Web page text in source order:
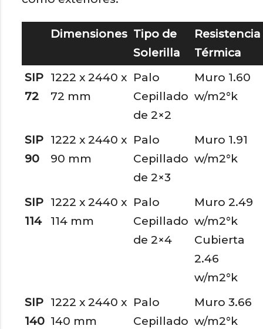
Dimensiones Tipo de
Solerilla
Resistencia
Térmica
SIP
72
1222 x 2440 x
72 mm
Palo
Cepillado
de 2×2
Muro 1.60
w/m2°k
SIP
90
1222 x 2440 x
90 mm
Palo
Cepillado
de 2×3
Muro 1.91
w/m2°k
SIP
114
1222 x 2440 x
114 mm
Palo
Cepillado
de 2×4
Muro 2.49
w/m2°k
Cubierta
2.46
w/m2°k
SIP
140
1222 x 2440 x
140 mm
Palo
Cepillado
Muro 3.66
w/m2°k